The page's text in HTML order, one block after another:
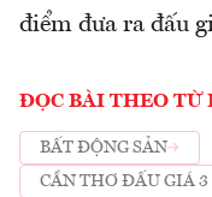
điểm đưa ra đấu
ĐỌC BÀI THEO TỪ
BẤT ĐỘNG SẢN
CẦN THƠ ĐẤU GIÁ